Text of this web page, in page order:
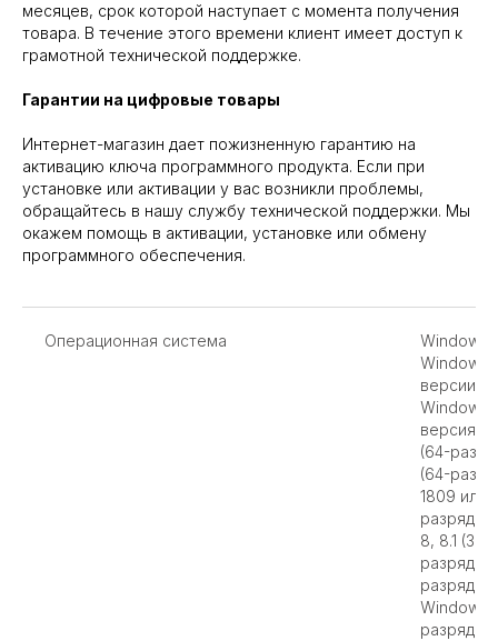
месяцев, срок которой наступает с момента получения
товара. В течение этого времени клиент имеет доступ к
грамотной технической поддержке.
Гарантии на цифровые товары
Интернет-магазин дает пожизненную гарантию на
активацию ключа программного продукта. Если при
установке или активации у вас возникли проблемы,
обращайтесь в нашу службу технической поддержки. Мы
окажем помощь в активации, установке или обмену
программного обеспечения.
Операционная система
Windows
Windows
версии
Windows
версия)
(64-
(64-
1809 или
8, 8.1
Windows